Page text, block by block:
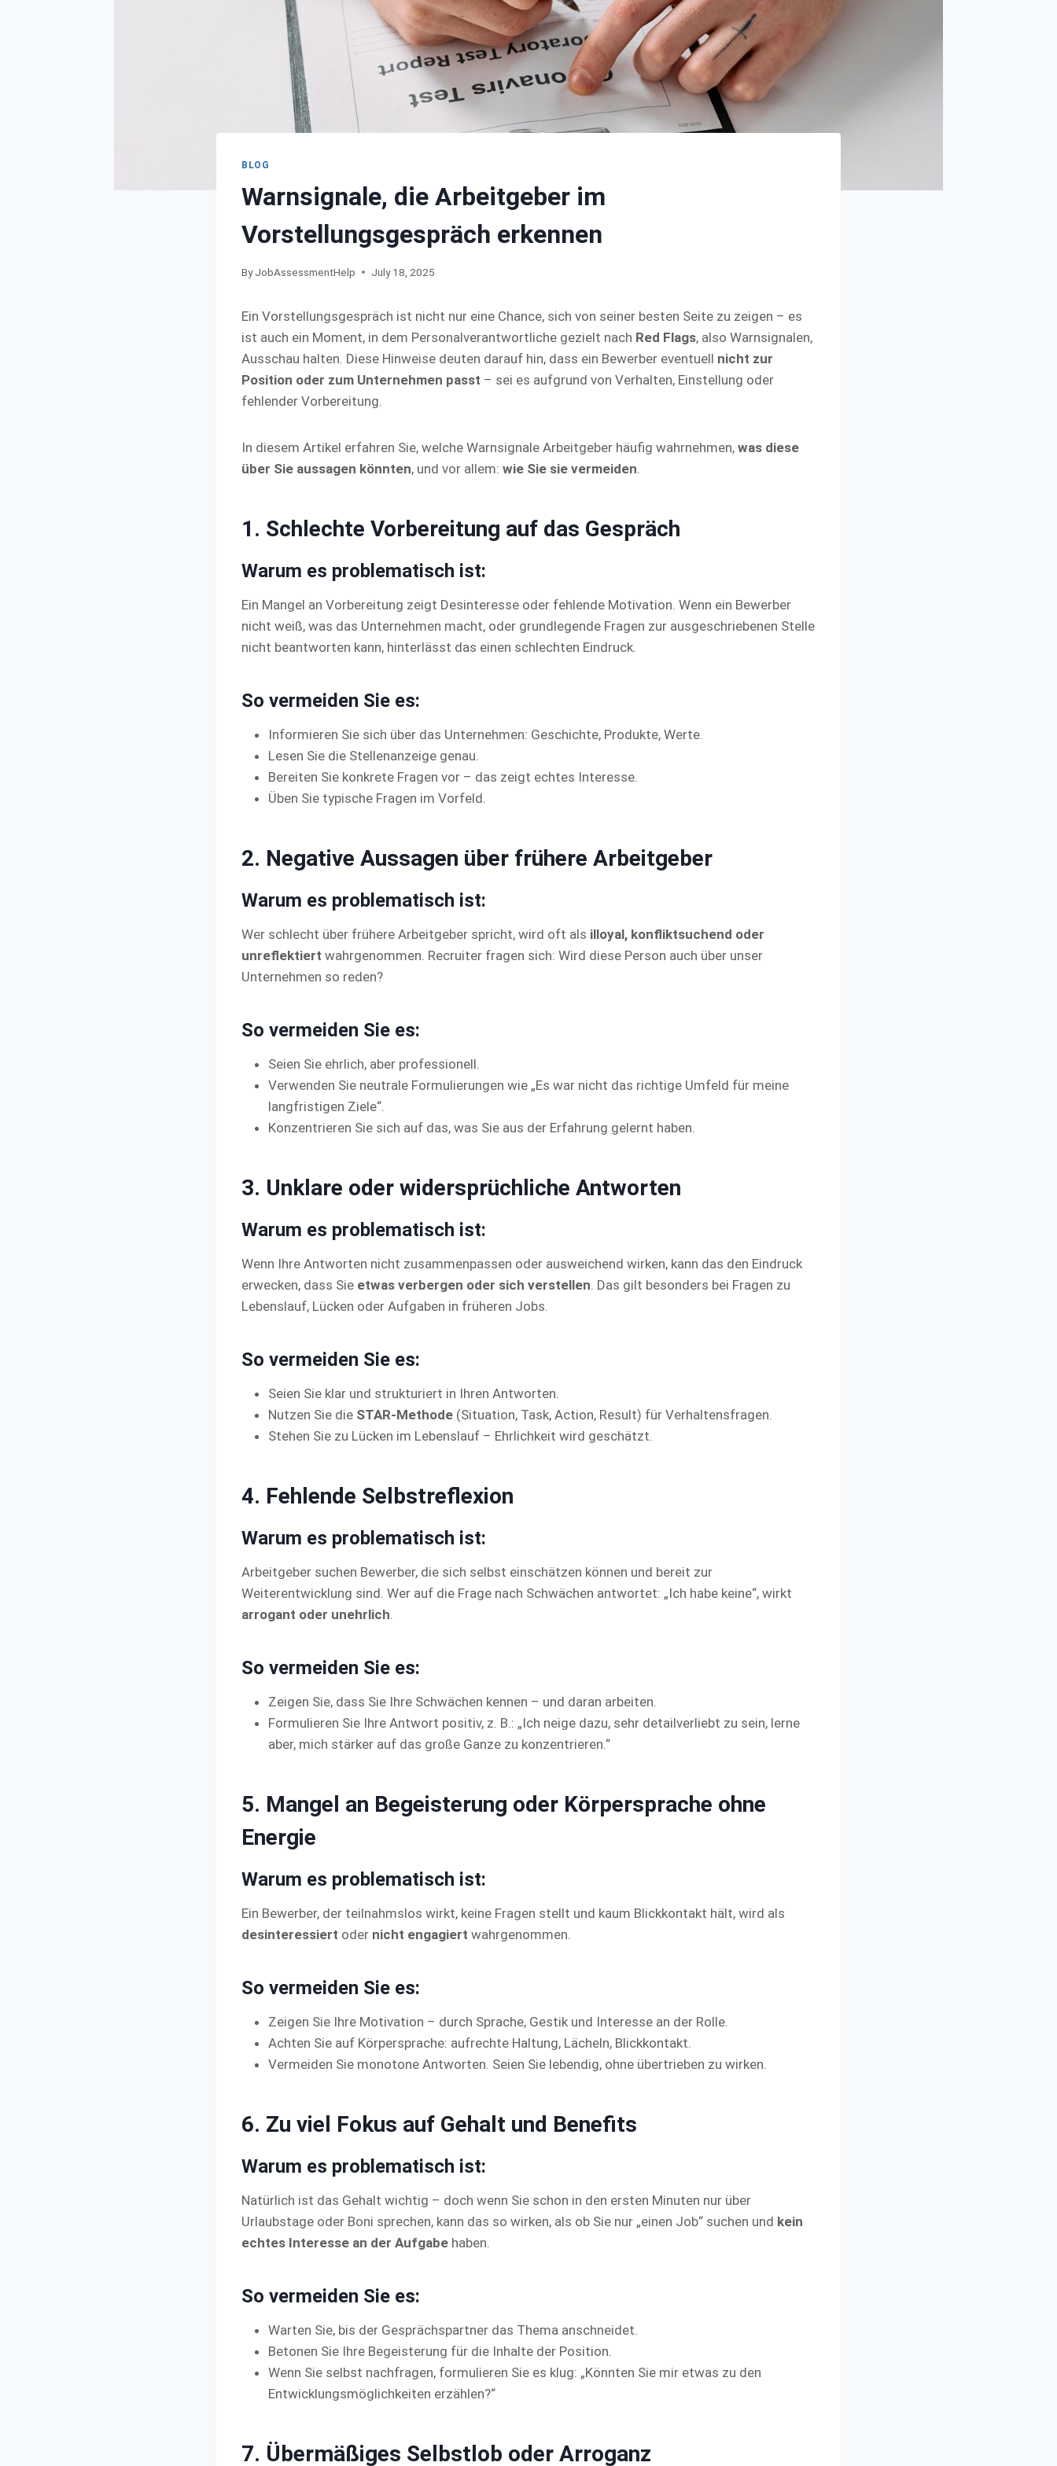
BLOG
Warnsignale, die Arbeitgeber im
Vorstellungsgespräch erkennen
By JobAssessmentHelp July 18, 2025
Ein Vorstellungsgespräch ist nicht nur eine Chance, sich von seiner besten Seite zu zeigen – es
ist auch ein Moment, in dem Personalverantwortliche gezielt nach Red Flags, also Warnsignalen,
Ausschau halten. Diese Hinweise deuten darauf hin, dass ein Bewerber eventuell nicht zur
Position oder zum Unternehmen passt – sei es aufgrund von Verhalten, Einstellung oder
fehlender Vorbereitung.
In diesem Artikel erfahren Sie, welche Warnsignale Arbeitgeber häufig wahrnehmen, was diese
über Sie aussagen könnten, und vor allem: wie Sie sie vermeiden
1. Schlechte Vorbereitung auf das Gespräch
Warum es problematisch ist:
Ein Mangel an Vorbereitung zeigt Desinteresse oder fehlende Motivation. Wenn ein Bewerber
nicht weiß, was das Unternehmen macht, oder grundlegende Fragen zur ausgeschriebenen Stelle
nicht beantworten kann, hinterlässt das einen schlechten Eindruck.
So vermeiden Sie es:
Informieren Sie sich über das Unternehmen: Geschichte, Produkte, Werte.
Lesen Sie die Stellenanzeige genau.
Bereiten Sie konkrete Fragen vor – das zeigt echtes Interesse.
Üben Sie typische Fragen im Vorfeld.
2. Negative Aussagen über frühere Arbeitgeber
Warum es problematisch ist:
Wer schlecht über frühere Arbeitgeber spricht, wird oft als illoyal, konfliktsuchend oder
unreflektiert wahrgenommen. Recruiter fragen sich: Wird diese Person auch über unser
Unternehmen so reden?
So vermeiden Sie es:
Seien Sie ehrlich, aber professionell.
Verwenden Sie neutrale Formulierungen wie „Es war nicht das richtige Umfeld für meine
langfristigen Ziele“.
Konzentrieren Sie sich auf das, was Sie aus der Erfahrung gelernt haben.
3. Unklare oder widersprüchliche Antworten
Warum es problematisch ist:
Wenn Ihre Antworten nicht zusammenpassen oder ausweichend wirken, kann das den Eindruck
erwecken, dass Sie etwas verbergen oder sich verstellen . Das gilt besonders bei Fragen zu
Lebenslauf, Lücken oder Aufgaben in früheren Jobs.
So vermeiden Sie es:
Seien Sie klar und strukturiert in Ihren Antworten.
Nutzen Sie die STAR-Methode (Situation, Task, Action, Result) für Verhaltensfragen.
Stehen Sie zu Lücken im Lebenslauf – Ehrlichkeit wird geschätzt.
4. Fehlende Selbstreflexion
Warum es problematisch ist:
Arbeitgeber suchen Bewerber, die sich selbst einschätzen können und bereit zur
Weiterentwicklung sind. Wer auf die Frage nach Schwächen antwortet: „Ich habe keine“, wirkt
arrogant oder unehrlich
So vermeiden Sie es:
Zeigen Sie, dass Sie Ihre Schwächen kennen – und daran arbeiten.
Formulieren Sie Ihre Antwort positiv, z. B.: „Ich neige dazu, sehr detailverliebt zu sein, lerne
aber, mich stärker auf das große Ganze zu konzentrieren.“
5. Mangel an Begeisterung oder Körpersprache ohne
Energie
Warum es problematisch ist:
Ein Bewerber, der teilnahmslos wirkt, keine Fragen stellt und kaum Blickkontakt hält, wird als
desinteressiert oder nicht engagiert wahrgenommen.
So vermeiden Sie es:
Zeigen Sie Ihre Motivation – durch Sprache, Gestik und Interesse an der Rolle.
Achten Sie auf Körpersprache: aufrechte Haltung, Lächeln, Blickkontakt.
Vermeiden Sie monotone Antworten. Seien Sie lebendig, ohne übertrieben zu wirken.
6. Zu viel Fokus auf Gehalt und Benefits
Warum es problematisch ist:
Natürlich ist das Gehalt wichtig – doch wenn Sie schon in den ersten Minuten nur über
Urlaubstage oder Boni sprechen, kann das so wirken, als ob Sie nur „einen Job“ suchen und kein
echtes Interesse an der Aufgabe haben.
So vermeiden Sie es:
Warten Sie, bis der Gesprächspartner das Thema anschneidet.
Betonen Sie Ihre Begeisterung für die Inhalte der Position.
Wenn Sie selbst nachfragen, formulieren Sie es klug: „Könnten Sie mir etwas zu den
Entwicklungsmöglichkeiten erzählen?“
7. Übermäßiges Selbstlob oder Arroganz